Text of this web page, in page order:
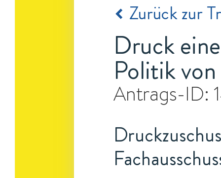
Zurück zur
Druck
Politik
Antrags-ID: